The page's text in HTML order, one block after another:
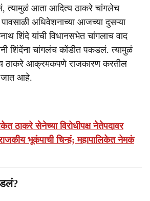
त्यामुळं आता आदित्य ठाकरे चांगलेच
अधिवेशनाच्या आजच्या दुसऱ्या
शिंदे यांची विधानसभेत चांगलाच वाद
शिंदेंना चांगलंच कोंडीत पकडलं. त्यामुळं
ठाकरे आक्रमकपणे राजकारण करतील
जात आहे.
ठाकरे सेनेच्या विरोधीपक्ष नेतेपदावर
भूकंपाची चिन्हं; महापालिकेत नेमकं